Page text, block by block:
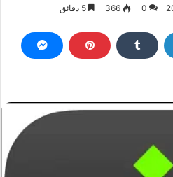
0
366